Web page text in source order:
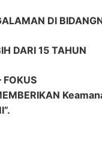
DI
DARI 15 TAHUN
FOKUS